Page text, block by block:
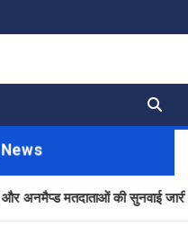
मतदाताओं की सुनवाई जारी- सीईओ